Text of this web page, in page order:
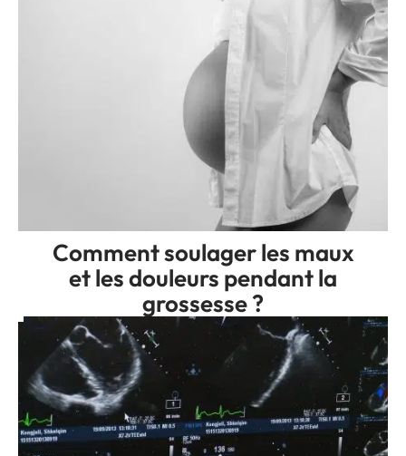
Comment soulager les maux
et les douleurs pendant la
grossesse ?